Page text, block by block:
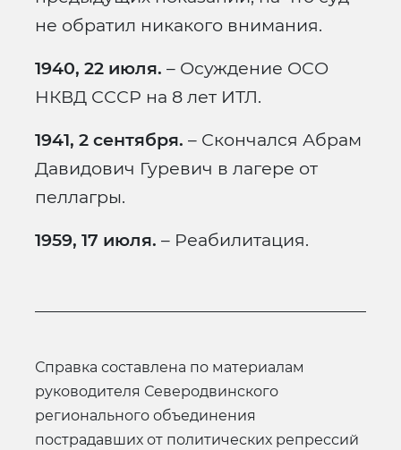
не обратил никакого внимания.
1940, 22 июля. – Осуждение ОСО
НКВД СССР на 8 лет ИТЛ.
1941, 2 сентября. – Скончался Абрам
Давидович Гуревич в лагере от
пеллагры.
1959, 17 июля. – Реабилитация.
справка составлена по материалам
руководителя Северодвинского
регионального объединения
пострадавших от политических репрессий